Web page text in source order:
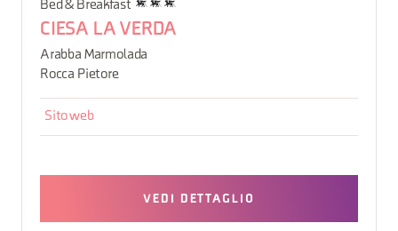
Bed & Breakfast
CIESA LA VERDA
Arabba Marmolada
Rocca Pietore
Sito web
VEDI DETTAGLIO